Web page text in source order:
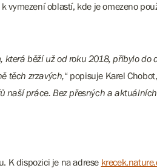
vymezení oblastí, kde je omezeno
běží už od roku 2018, přibylo do
těch zrzavých,“ popisuje Karel
práce. Bez přesných a
K dispozici je na adrese